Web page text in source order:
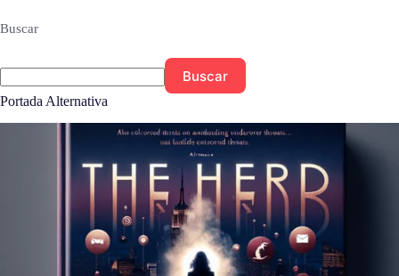
Buscar
Buscar
Portada Alternativa